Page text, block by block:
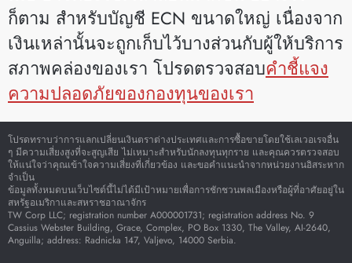
ก็ตาม สำหรับบัญชี ECN ขนาดใหญ่ เนื่องจาก
เงินเหล่านั้นจะถูกเก็บไว้บางส่วนกับผู้ให้บริการ
สภาพคล่องของเรา โปรดตรวจสอบคำชี้แจง
ความปลอดภัยของกองทุนของเรา
โปรดทราบว่าการแลกเปลี่ยนเงินตราต่างประเทศและการซื้อขายโดยใช้เลเวอเรจอื่น
ๆ มีความเสี่ยงสูงที่จะสูญเสีย ไม่เหมาะสำหรับนักลงทุนทุกราย และคุณควรตรวจสอบ
ให้แน่ใจว่าคุณเข้าใจความเสี่ยงที่เกี่ยวข้อง และขอคำแนะนำจากหน่วยงานอิสระหาก
จำเป็น
ข้อมูลทั้งหมดบนเว็บไซต์นี้ไม่ได้มีเป้าหมายเพื่อการชักชวนพลเมืองหรือผู้ที่อาศัยอยู่ใน
สหรัฐอเมริกาและสหราชอาณาจักร
TW Corp LLC; registration number A000001731; registration address No. 9
Cassius Webster Building, Grace, Complex, PO Box 1330, The Valley, AI-2640,
Anguilla; address: Radnicka 147, Valjevo, 14000 Serbia.